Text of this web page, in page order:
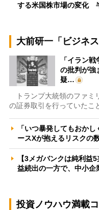
する米国株市場の変化
大前研一「ビジネ
「イラン
の批判が強
疑…
トランプ大統領のファミ
の証券取引を行っていたこ
「いつ暴発してもおか
ースXが抱えるリスクの
【3メガバンクは純利益
益続出の一方で、中小
投資ノウハウ満載